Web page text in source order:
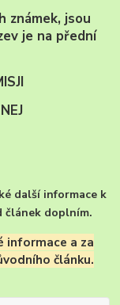
známek, jsou
je na přední
další informace k
článek doplním.
informace a za
článku.